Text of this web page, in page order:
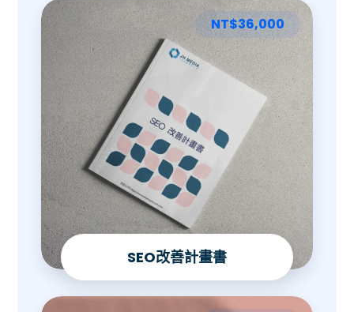
SEO改善計畫書
NT$36,000